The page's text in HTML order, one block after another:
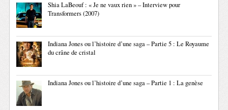
Shia LaBeouf : « Je ne vaux rien » – Interview pour
Transformers (2007)
Indiana Jones ou l’histoire d’une saga – Partie 5 : Le Royaume
du crâne de cristal
Indiana Jones ou l’histoire d’une saga – Partie 1 : La genèse